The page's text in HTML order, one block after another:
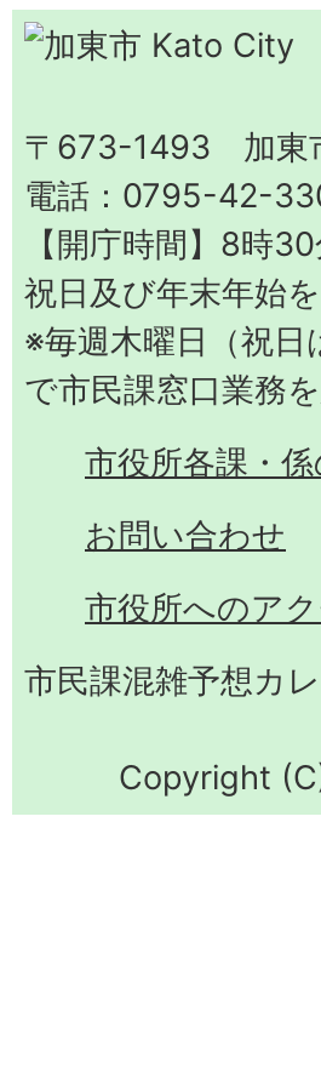
〒673-1493 加東
電話：0795-42-
【開庁時間】8時
祝日及び年末年始
※毎週木曜日（祝
で市民課窓口業務
市役所各課・
お問い合わせ
市役所へのア
市民課混雑予想カ
Copyright